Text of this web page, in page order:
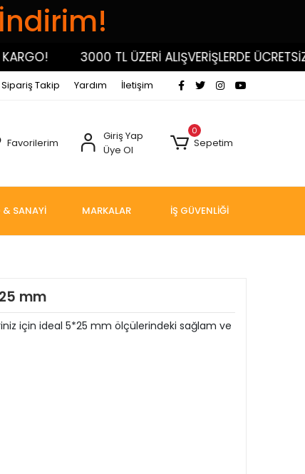
3000 TL ÜZERİ ALIŞVERİŞLERDE ÜCRETSİZ
Sipariş Takip Yardım İletişim
Favorilerim
Giriş Yap
Üye Ol
0
Sepetim
& SANAYİ MARKALAR İŞ GÜVENLİĞİ
mm
için ideal 5*25 mm ölçülerindeki sağlam ve